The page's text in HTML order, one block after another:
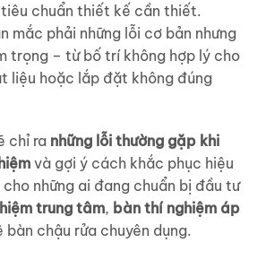
tiêu chuẩn thiết kế cần thiết.
mắc phải những lỗi cơ bản nhưng
trọng – từ bố trí không hợp lý cho
liệu hoặc lắp đặt không đúng
chỉ ra những lỗi thường gặp khi
và gợi ý cách khắc phục hiệu
những ai đang chuẩn bị đầu tư
trung tâm, bàn thí nghiệm áp
bàn chậu rửa chuyên dụng.